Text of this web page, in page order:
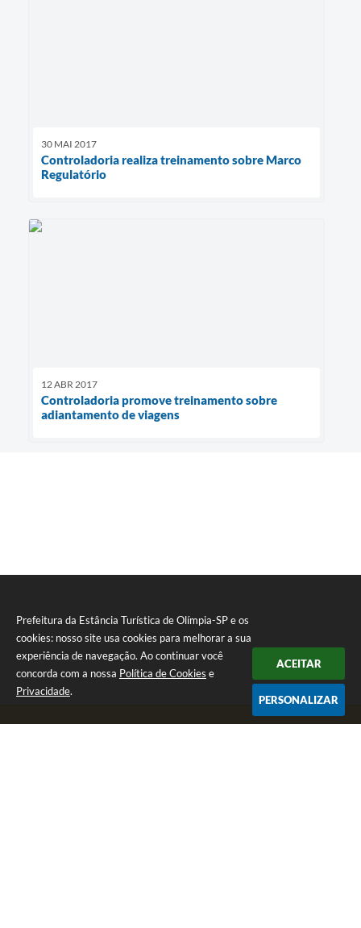
Prefeitura da Estância Turística de Olímpia-SP e os
cookies: nosso site usa cookies para melhorar a sua
experiência de navegação. Ao continuar você
concorda com a nossa Política de Cookies e
Privacidade.
ACEITAR
PERSONALIZAR
30 MAI 2017
Controladoria realiza treinamento sobre Marco
Regulatório
12 ABR 2017
Controladoria promove treinamento sobre
adiantamento de viagens